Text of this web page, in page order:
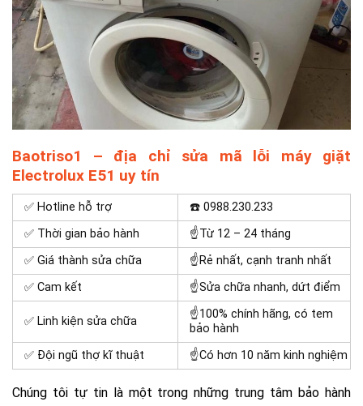
Baotriso1 – địa chỉ sửa mã lỗi máy giặt
Electrolux E51 uy tín
✅ Hotline hỗ trợ ☎️ 0988.230.233
✅ Thời gian bảo hành
☝Từ 12 – 24 tháng
✅ Giá thành sửa chữa
☝Rẻ nhất, cạnh tranh nhất
✅ Cam kết
☝Sửa chữa nhanh, dứt điểm
✅ Linh kiện sửa chữa
☝100% chính hãng, có tem
bảo hành
✅ Đội ngũ thợ kĩ thuật
☝Có hơn 10 năm kinh nghiệm
Chúng tôi tự tin là một trong những trung tâm bảo hành